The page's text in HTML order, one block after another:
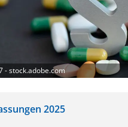
- stock.adobe.com
2025